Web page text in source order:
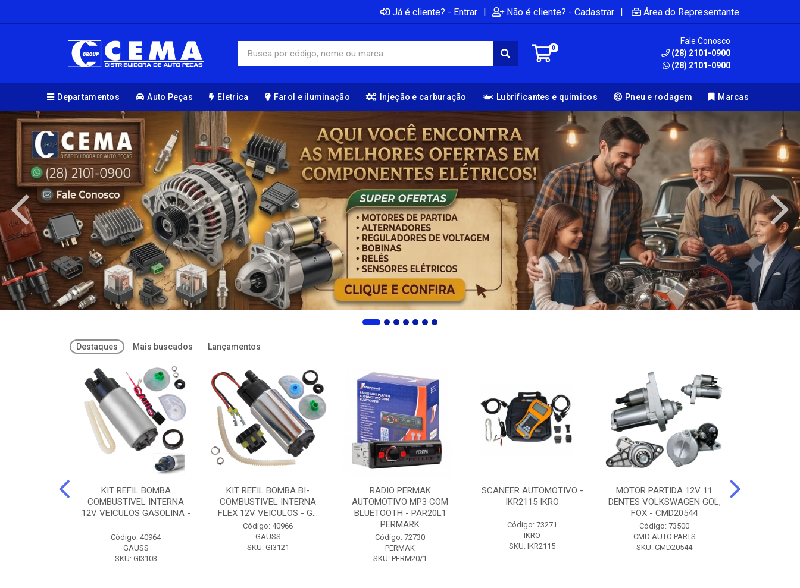
Já é cliente? - Entrar | Não é cliente? - Cadastrar | Área do Representante
0
Fale Conosco
(28) 2101-0900
(28) 2101-0900
Departamentos Auto Peças Eletrica Farol e iluminação Injeção e carburação Lubrificantes e quimicos Pneu e rodagem Marcas
Destaques Mais buscados Lançamentos
KIT REFIL BOMBA
COMBUSTIVEL INTERNA
12V VEICULOS GASOLINA -
...
Código: 40964
GAUSS
SKU: GI3103
KIT REFIL BOMBA BI-
COMBUSTIVEL INTERNA
FLEX 12V VEICULOS - G...
Código: 40966
GAUSS
SKU: GI3121
RADIO PERMAK
AUTOMOTIVO MP3 COM
BLUETOOTH - PAR20L1
PERMARK
Código: 72730
PERMAK
SKU: PERM20/1
SCANEER AUTOMOTIVO -
IKR2115 IKRO
Código: 73271
IKRO
SKU: IKR2115
MOTOR PARTIDA 12V 11
DENTES VOLKSWAGEN GOL,
FOX - CMD20544
Código: 73500
CMD AUTO PARTS
SKU: CMD20544